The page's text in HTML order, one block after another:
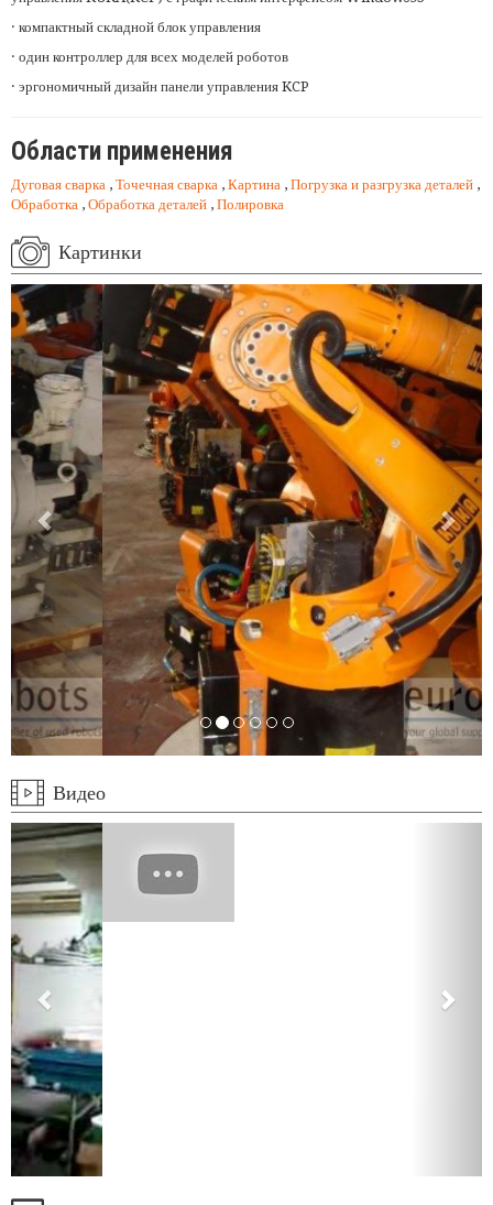
· компактный складной блок управления
· один контроллер для всех моделей роботов
· эргономичный дизайн панели управления KCP
Области применения
Дуговая сварка , Точечная сварка , Картина , Погрузка и разгрузка деталей ,
Обработка , Обработка деталей , Полировка
Картинки
Видео
Диаграммы